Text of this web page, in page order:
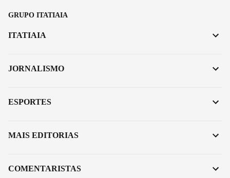
GRUPO ITATIAIA
ITATIAIA
JORNALISMO
ESPORTES
MAIS EDITORIAS
COMENTARISTAS